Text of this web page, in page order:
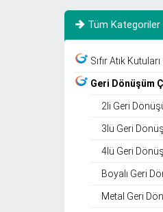
Tüm Kategoriler
Sıfır Atık Kutuları
Geri Dönüşüm
2li Geri
3lü Geri
4lü Geri
Boyalı Geri
Metal Geri